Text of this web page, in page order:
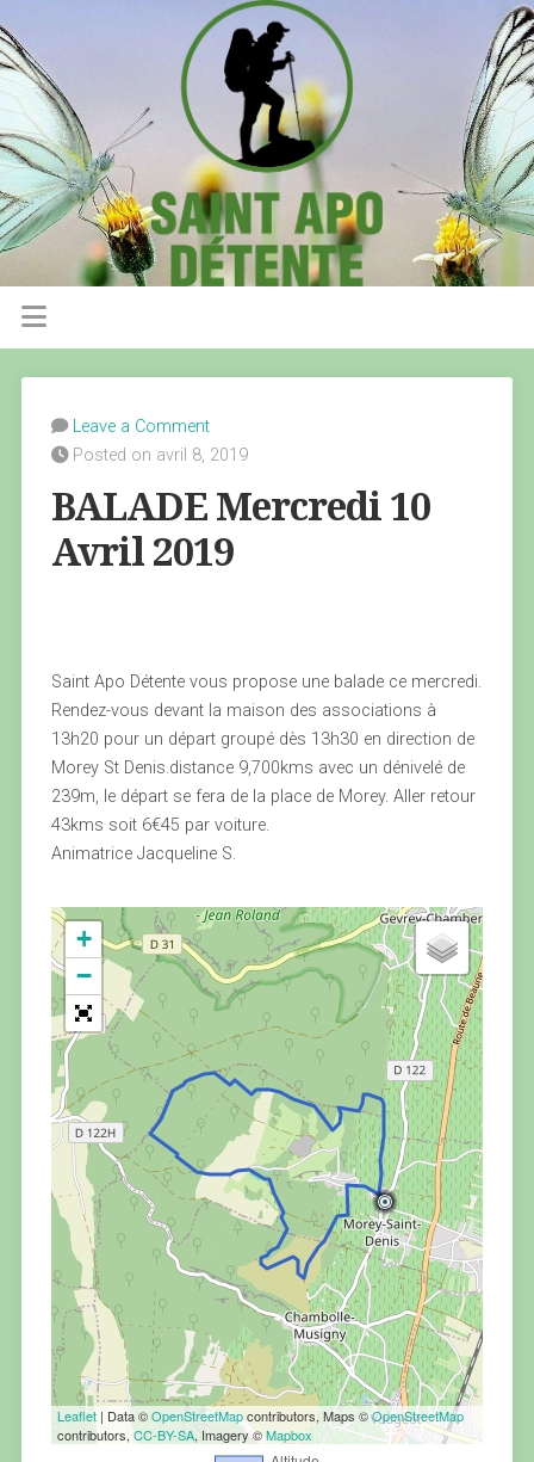
Leave a Comment
Posted on avril 8, 2019
BALADE Mercredi 10
Avril 2019
Saint Apo Détente vous propose une balade ce mercredi.
Rendez-vous devant la maison des associations à
13h20 pour un départ groupé dès 13h30 en direction de
Morey St Denis.distance 9,700kms avec un dénivelé de
239m, le départ se fera de la place de Morey. Aller retour
43kms soit 6€45 par voiture.
Animatrice Jacqueline S.
+
−
Leaflet| Data ©OpenStreetMapcontributors, Maps ©OpenStreetMap
contributors,CC-BY-SA, Imagery ©Mapbox